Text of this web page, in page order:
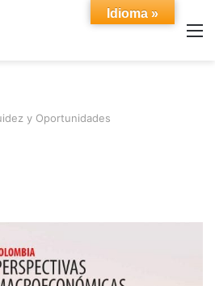
y Oportunidades
Idioma »